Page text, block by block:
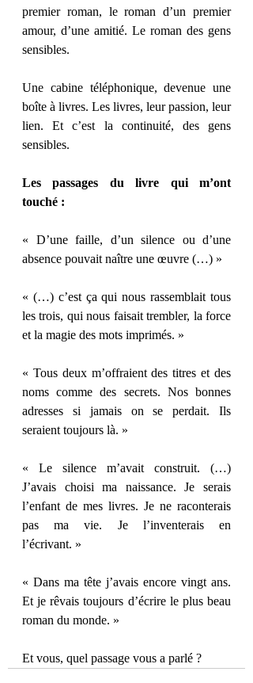
premier roman, le roman d’un premier
amour, d’une amitié. Le roman des gens
sensibles.
Une cabine téléphonique, devenue une
boîte à livres. Les livres, leur passion, leur
lien. Et c’est la continuité, des gens
sensibles.
Les passages du livre qui m’ont
touché :
« D’une faille, d’un silence ou d’une
absence pouvait naître une œuvre (…) »
« (…) c’est ça qui nous rassemblait tous
les trois, qui nous faisait trembler, la force
et la magie des mots imprimés. »
« Tous deux m’offraient des titres et des
noms comme des secrets. Nos bonnes
adresses si jamais on se perdait. Ils
seraient toujours là. »
« Le silence m’avait construit. (…)
J’avais choisi ma naissance. Je serais
l’enfant de mes livres. Je ne raconterais
pas ma vie. Je l’inventerais en
l’écrivant. »
« Dans ma tête j’avais encore vingt ans.
Et je rêvais toujours d’écrire le plus beau
roman du monde. »
Et vous, quel passage vous a parlé ?